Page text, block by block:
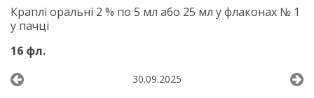
Краплі оральні 2 % по 5 мл або 25 мл у флаконах № 1
у пачці
16 фл.
30.09.2025